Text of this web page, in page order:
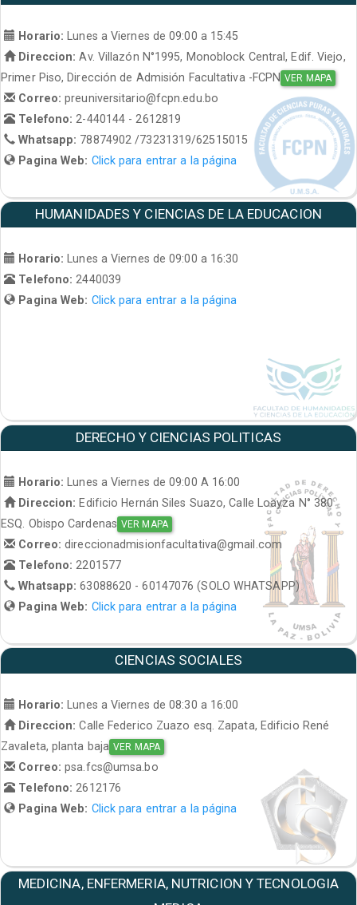
Horario:
Lunes a Viernes de 09:00 a 15:45
Direccion: Av. Villazón N°1995, Monoblock Central, Edif. Viejo,
Primer Piso, Dirección de Admisión Facultativa -FCPN VER MAPA
Correo:preuniversitario@fcpn.edu.bo
Telefono: 2-440144 - 2612819
Whatsapp: 78874902 /73231319/62515015
Pagina Web: Click para entrar a la página
HUMANIDADES Y CIENCIAS DE LA EDUCACION
Horario: Lunes a Viernes de 09:00 a 16:30
Telefono:2440039
Pagina Web: Click para entrar a la página
DERECHO Y CIENCIAS POLITICAS
Horario:
Lunes a Viernes de 09:00 A 16:00
Direccion: Edificio Hernán Siles Suazo, Calle Loayza N° 380
ESQ. Obispo Cardenas VER MAPA
Correo:direccionadmisionfacultativa@gmail.com
Telefono: 2201577
Whatsapp:63088620 - 60147076 (SOLO WHATSAPP)
Pagina Web: Click para entrar a la página
CIENCIAS SOCIALES
Horario:
Lunes a Viernes de 08:30 a 16:00
Direccion: Calle Federico Zuazo esq. Zapata, Edificio René
Zavaleta, planta baja VER MAPA
Correo:psa.fcs@umsa.bo
Telefono: 2612176
Pagina Web: Click para entrar a la página
MEDICINA, ENFERMERIA, NUTRICION Y TECNOLOGIA